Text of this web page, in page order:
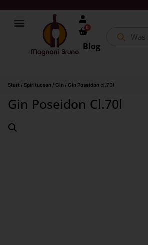
0
Blog
Start / Spirituosen / Gin / Gin Poseidon cl.70l
Gin Poseidon Cl.70l